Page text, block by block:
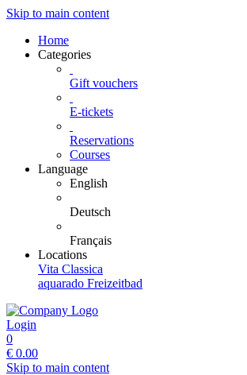
Skip to main content
Home
Categories
Gift vouchers
E-tickets
Reservations
Courses
Language
English
Deutsch
Français
Locations
Vita Classica
aquarado Freizeitbad
Login
0
€ 0.00
Skip to main content